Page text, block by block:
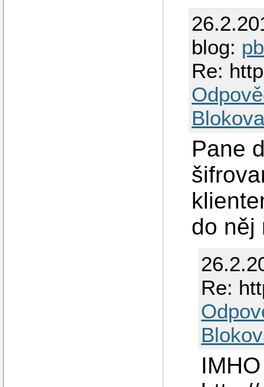
blog: pb
Re:
Pane
do něj
Re: